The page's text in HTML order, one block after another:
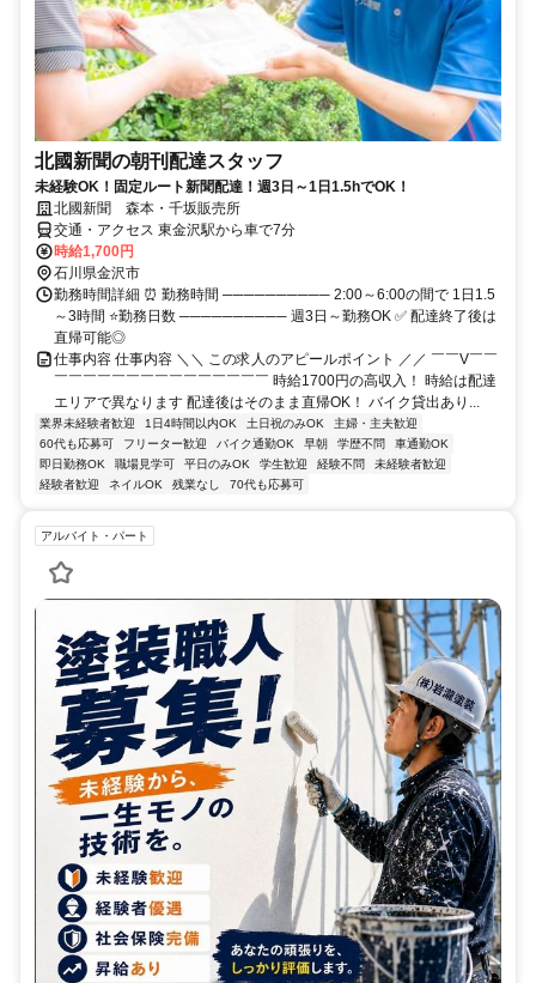
北國新聞の朝刊配達スタッフ
未経験OK！固定ルート新聞配達！週3日～1日1.5hでOK！
北國新聞 森本・千坂販売所
交通・アクセス 東金沢駅から車で7分
時給1,700円
石川県金沢市
勤務時間詳細 ⏰ 勤務時間 ────────── 2:00～6:00の間で 1日1.5
～3時間 ⭐勤務日数 ────────── 週3日～勤務OK ✅ 配達終了後は
直帰可能◎
仕事内容 仕事内容 ＼＼ この求人のアピールポイント ／／ ￣￣V￣￣
￣￣￣￣￣￣￣￣￣￣￣￣￣￣￣ 時給1700円の高収入！ 時給は配達
エリアで異なります 配達後はそのまま直帰OK！ バイク貸出あり...
業界未経験者歓迎 1日4時間以内OK 土日祝のみOK
主婦・主夫歓迎
60代も応募可
フリーター歓迎 バイク通勤OK 早朝 学歴不問
車通勤OK
即日勤務OK
職場見学可 平日のみOK 学生歓迎 経験不問
未経験者歓迎
経験者歓迎
ネイルOK 残業なし 70代も応募可
アルバイト・パート